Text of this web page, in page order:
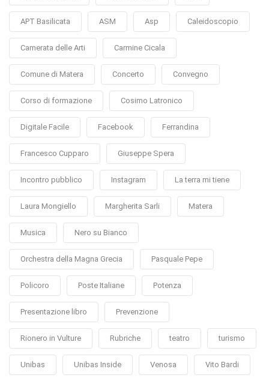
APT Basilicata ASM Asp Caleidoscopio
Camerata delle Arti Carmine Cicala
Comune di Matera Concerto Convegno
Corso di formazione Cosimo Latronico
Digitale Facile Facebook Ferrandina
Francesco Cupparo Giuseppe Spera
Incontro pubblico Instagram La terra mi tiene
Laura Mongiello Margherita Sarli Matera
Musica Nero su Bianco
Orchestra della Magna Grecia Pasquale Pepe
Policoro Poste Italiane Potenza
Presentazione libro Prevenzione
Rionero in Vulture Rubriche teatro turismo
Unibas Unibas Inside Venosa Vito Bardi